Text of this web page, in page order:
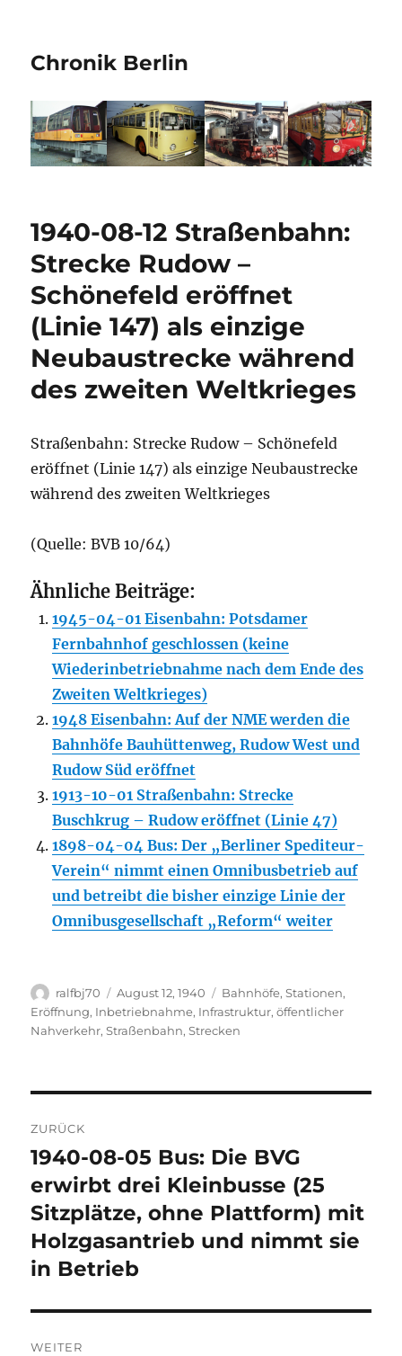
Chronik Berlin
1940-08-12 Straßenbahn:
Strecke Rudow –
Schönefeld eröffnet
(Linie 147) als einzige
Neubaustrecke während
des zweiten Weltkrieges
Straßenbahn: Strecke Rudow – Schönefeld
eröffnet (Linie 147) als einzige Neubaustrecke
während des zweiten Weltkrieges
(Quelle: BVB 10/64)
Ähnliche Beiträge:
1945-04-01 Eisenbahn: Potsdamer
Fernbahnhof geschlossen (keine
Wiederinbetriebnahme nach dem Ende des
Zweiten Weltkrieges)
1948 Eisenbahn: Auf der NME werden die
Bahnhöfe Bauhüttenweg, Rudow West und
Rudow Süd eröffnet
1913-10-01 Straßenbahn: Strecke
Buschkrug – Rudow eröffnet (Linie 47)
1898-04-04 Bus: Der „Berliner Spediteur-
Verein“ nimmt einen Omnibusbetrieb auf
und betreibt die bisher einzige Linie der
Omnibusgesellschaft „Reform“ weiter
Autor
ralfbj70
Veröffentlicht
am
August 12, 1940 Kategorien
Bahnhöfe, Stationen,
Eröffnung, Inbetriebnahme, Infrastruktur,öffentlicher
Nahverkehr,Straßenbahn,Strecken
ZURÜCK
Vorheriger
Beitrag:
1940-08-05 Bus: Die BVG
erwirbt drei Kleinbusse (25
Sitzplätze, ohne Plattform) mit
Holzgasantrieb und nimmt sie
in Betrieb
WEITER